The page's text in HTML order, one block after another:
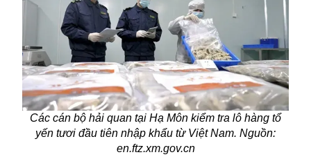
Các cán bộ hải quan tại Hạ Môn kiểm tra lô hàng tổ
yến tươi đầu tiên nhập khẩu từ Việt Nam. Nguồn:
en.ftz.xm.gov.cn